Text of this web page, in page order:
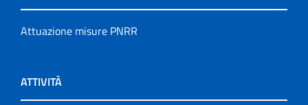
Attuazione misure PNRR
ATTIVITÀ